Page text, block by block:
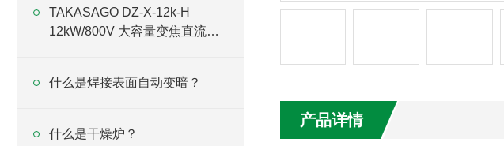
产品详情
TAKASAGO DZ-X-12k-H
12kW/800V 大容量变焦直流稳
什么是焊接表面自动变暗？
什么是干燥炉？